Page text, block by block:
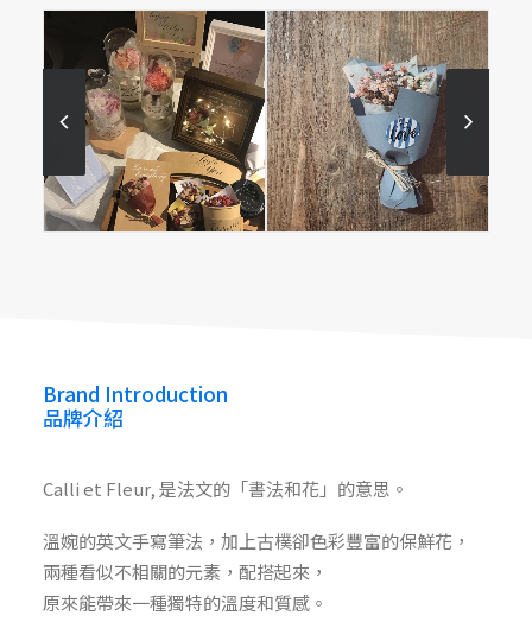
Calli et Fleur
calli.et.fleur
Brand Introduction
品牌介紹
Calli et Fleur, 是法文的「書法和花」的意思。
溫婉的英文手寫筆法，加上古樸卻色彩豐富的保鮮花，
兩種看似不相關的元素，配搭起來，
原來能帶來一種獨特的溫度和質感。